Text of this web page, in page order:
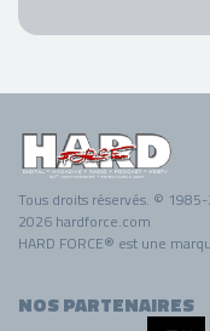
Tous droits réservés. ©
2026 hardforce.com
HARD FORCE® est une
NOS PARTENAIRES